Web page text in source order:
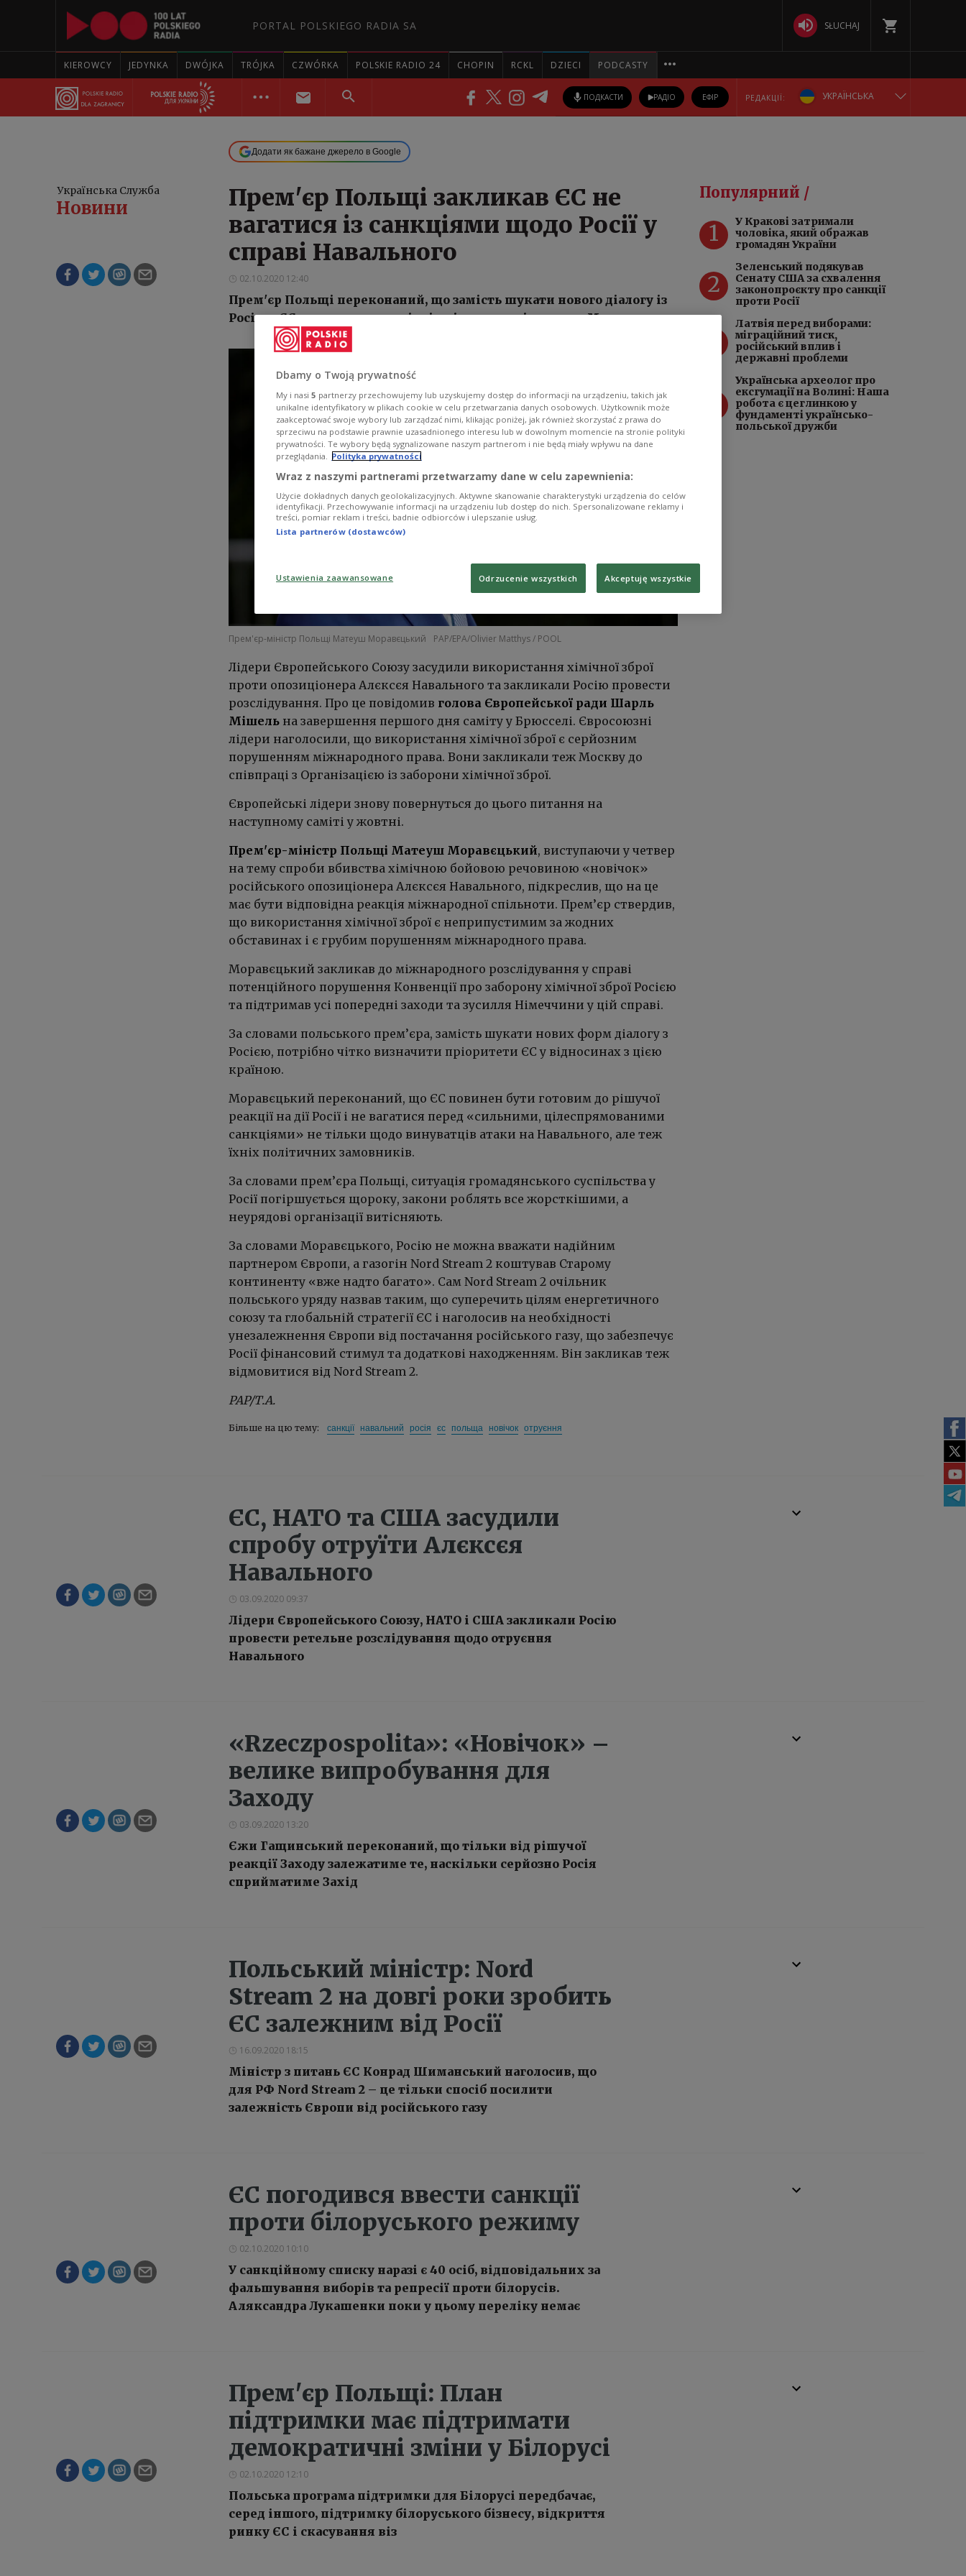
PORTAL POLSKIEGO RADIA SA SŁUCHAJ
KIEROWCY JEDYNKA DWÓJKA TRÓJKA CZWÓRKA POLSKIE RADIO 24 CHOPIN RCKL DZIECI PODCASTY
ПОДКАСТИ РАДІО ЕФІР РЕДАКЦІЇ: УКРАЇНСЬКА
БЕЛАРУСКАЯ
DEUTSCH
Додати як бажане джерело в Google
Українська Служба
Нoвини
Прем'єр Польщі закликав ЄС не
вагатися із санкціями щодо Росії у
справі Навального
02.10.2020 12:40
Прем'єр Польщі переконаний, що замість шукати нового діалогу із
Росією, ЄС має визначити чіткі пріоритети відносин з Москвою
Прем'єр-міністр Польщі Матеуш Моравєцький PAP/EPA/Olivier Matthys / POOL
Лідери Європейського Союзу засудили використання хімічної зброї
проти опозиціонера Алєксєя Навального та закликали Росію провести
розслідування. Про це повідомив голова Європейської ради Шарль
Мішель на завершення першого дня саміту у Брюсселі. Євросоюзні
лідери наголосили, що використання хімічної зброї є серйозним
порушенням міжнародного права. Вони закликали теж Москву до
співпраці з Організацією із заборони хімічної зброї.
Європейські лідери знову повернуться до цього питання на
наступному саміті у жовтні.
Прем'єр-міністр Польщі Матеуш Моравєцький, виступаючи у четвер
на тему спроби вбивства хімічною бойовою речовиною «новічок»
російського опозиціонера Алєксєя Навального, підкреслив, що на це
має бути відповідна реакція міжнародної спільноти. Прем’єр ствердив,
що використання хімічної зброї є неприпустимим за жодних
обставинах і є грубим порушенням міжнародного права.
Моравєцький закликав до міжнародного розслідування у справі
потенційного порушення Конвенції про заборону хімічної зброї Росією
та підтримав усі попередні заходи та зусилля Німеччини у цій справі.
За словами польського прем’єра, замість шукати нових форм діалогу з
Росією, потрібно чітко визначити пріоритети ЄС у відносинах з цією
країною.
Моравєцький переконаний, що ЄС повинен бути готовим до рішучої
реакції на дії Росії і не вагатися перед «сильними, цілеспрямованими
санкціями» не тільки щодо винуватців атаки на Навального, але теж
їхніх політичних замовників.
За словами прем’єра Польщі, ситуація громадянського суспільства у
Росії погіршується щороку, закони роблять все жорсткішими, а
неурядові організації витісняють.
За словами Моравєцького, Росію не можна вважати надійним
партнером Європи, а газогін Nord Stream 2 коштував Старому
континенту «вже надто багато». Сам Nord Stream 2 очільник
польського уряду назвав таким, що суперечить цілям енергетичного
союзу та глобальній стратегії ЄС і наголосив на необхідності
унезалежнення Європи від постачання російського газу, що забезпечує
Росії фінансовий стимул та додаткові находженням. Він закликав теж
відмовитися від Nord Stream 2.
PAP/Т.А.
Більше на цю тему: санкції навальний росія єс польща новічок отруєння
Популярний /
1
У Кракові затримали
чоловіка, який ображав
громадян України
2
Зеленський подякував
Сенату США за схвалення
законопроєкту про санкції
проти Росії
Латвія перед виборами:
міграційний тиск,
російський вплив і
державні проблеми
Українська археолог про
ексгумації на Волині: Наша
робота є цеглинкою у
фундаменті українсько-
польської дружби
ЄС, НАТО та США засудили
спробу отруїти Алєксєя
Навального
03.09.2020 09:37
Лідери Європейського Союзу, НАТО і США закликали Росію
провести ретельне розслідування щодо отруєння
Навального
«Rzeczpospolita»: «Новічок» –
велике випробування для
Заходу
03.09.2020 13:20
Єжи Гащинський переконаний, що тільки від рішучої
реакції Заходу залежатиме те, наскільки серйозно Росія
сприйматиме Захід
Польський міністр: Nord
Stream 2 на довгі роки зробить
ЄС залежним від Росії
16.09.2020 18:15
Міністр з питань ЄС Конрад Шиманський наголосив, що
для РФ Nord Stream 2 – це тільки спосіб посилити
залежність Європи від російського газу
ЄС погодився ввести санкції
проти білоруського режиму
02.10.2020 10:10
У санкційному списку наразі є 40 осіб, відповідальних за
фальшування виборів та репресії проти білорусів.
Аляксандра Лукашенки поки у цьому переліку немає
Прем'єр Польщі: План
підтримки має підтримати
демократичні зміни у Білорусі
02.10.2020 12:10
Польська програма підтримки для Білорусі передбачає,
серед іншого, підтримку білоруського бізнесу, відкриття
ринку ЄС і скасування віз
Dbamy o Twoją prywatność
My i nasi 5 partnerzy przechowujemy lub uzyskujemy dostęp do informacji na urządzeniu, takich jak
unikalne identyfikatory w plikach cookie w celu przetwarzania danych osobowych. Użytkownik może
zaakceptować swoje wybory lub zarządzać nimi, klikając poniżej, jak również skorzystać z prawa do
sprzeciwu na podstawie prawnie uzasadnionego interesu lub w dowolnym momencie na stronie polityki
prywatności. Te wybory będą sygnalizowane naszym partnerom i nie będą miały wpływu na dane
przeglądania. Polityka prywatności
Wraz z naszymi partnerami przetwarzamy dane w celu zapewnienia:
Użycie dokładnych danych geolokalizacyjnych. Aktywne skanowanie charakterystyki urządzenia do celów
identyfikacji. Przechowywanie informacji na urządzeniu lub dostęp do nich. Spersonalizowane reklamy i
treści, pomiar reklam i treści, badnie odbiorców i ulepszanie usług.
Lista partnerów (dostawców)
Ustawienia zaawansowane Odrzucenie wszystkich Akceptuję wszystkie